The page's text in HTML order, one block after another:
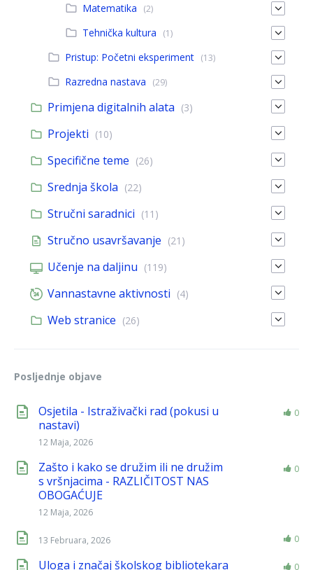
Matematika (2)
Tehnička kultura (1)
Pristup: Početni eksperiment (13)
Razredna nastava (29)
Primjena digitalnih alata (3)
Projekti (10)
Specifične teme (26)
Srednja škola (22)
Stručni saradnici (11)
Stručno usavršavanje (21)
Učenje na daljinu (119)
Vannastavne aktivnosti (4)
Web stranice (26)
Posljednje objave
Osjetila - Istraživački rad (pokusi u
nastavi)
12 Maja, 2026
0
Zašto i kako se družim ili ne družim
s vršnjacima - RAZLIČITOST NAS
OBOGAĆUJE
12 Maja, 2026
0
13 Februara, 2026 0
Uloga i značaj školskog bibliotekara 0